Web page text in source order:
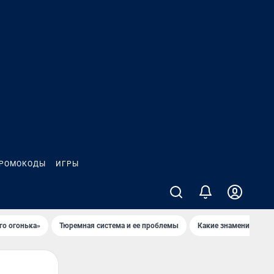
ИГРЫ
огонька» Тюремная система и ее проблемы Какие знаменитости